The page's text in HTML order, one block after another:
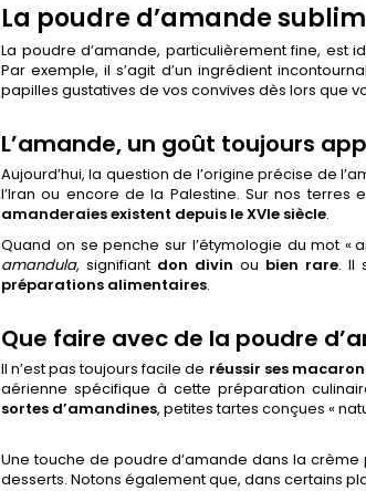
La poudre d’amande
La poudre d’amande, particulièrement fine, est
Par exemple, il s’agit d’un ingrédient
papilles gustatives de vos convives dès lors que
L’amande, un goût toujours
Aujourd’hui, la question de l’origine précise de
l’Iran ou encore de la Palestine. Sur nos
amanderaies existent depuis le XVIe siècle.
Quand on se penche sur l’étymologie du mot
amandula, signifiant don divin ou bien rare. Il
préparations alimentaires.
Que faire avec de la poudre
Il n’est pas toujours facile de réussir ses
aérienne spécifique à cette préparation
sortes d’amandines, petites tartes conçues «
Une touche de poudre d’amande dans la
desserts. Notons également que, dans certains